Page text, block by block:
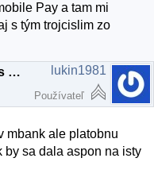
Pay a tam mi
s tým trojcislim zo
RE: Mate niekto skusenost s Paysafecard? lukin1981
Používateľ
mbank ale platobnu
by sa dala aspon na isty